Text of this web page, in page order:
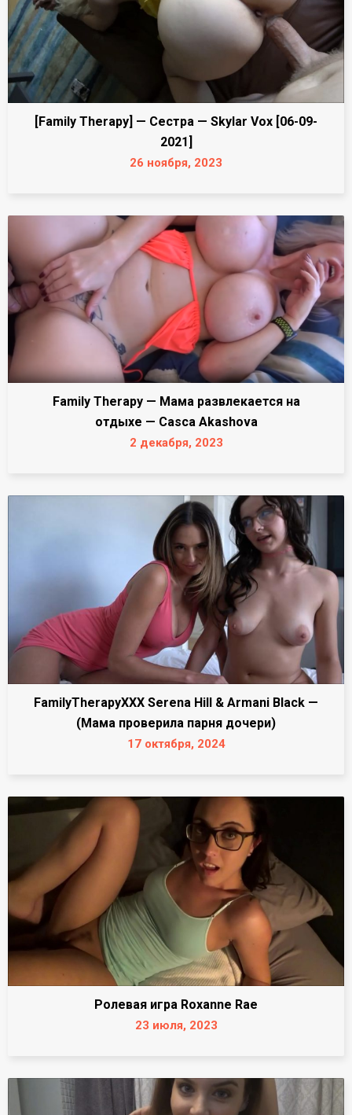
[Family Therapy] — Сестра — Skylar Vox [06-09-
2021]
26 ноября, 2023
Family Therapy — Мама развлекается на
отдыхе — Casca Akashova
2 декабря, 2023
FamilyTherapyXXX Serena Hill & Armani Black —
(Мама проверила парня дочери)
17 октября, 2024
Ролевая игра Roxanne Rae
23 июля, 2023